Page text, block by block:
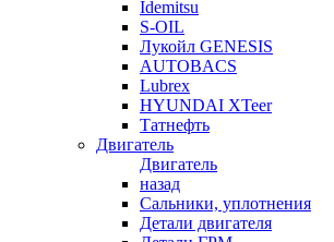
Idemitsu
S-OIL
Лукойл GENESIS
AUTOBACS
Lubrex
HYUNDAI XTeer
Татнефть
Двигатель
Двигатель
назад
Сальники, уплотнения
Детали двигателя